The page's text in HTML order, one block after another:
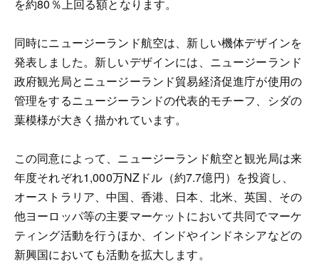
を約80％上回る額となります。
同時にニュージーランド航空は、新しい機体デザインを
発表しました。新しいデザインには、ニュージーランド
政府観光局とニュージーランド貿易経済促進庁が使用の
管理をするニュージーランドの代表的モチーフ、シダの
葉模様が大きく描かれています。
この同意によって、ニュージーランド航空と観光局は来
年度それぞれ1,000万NZドル（約7.7億円）を投資し、
オーストラリア、中国、香港、日本、北米、英国、その
他ヨーロッパ等の主要マーケットにおいて共同でマーケ
ティング活動を行うほか、インドやインドネシアなどの
新興国においても活動を拡大します。